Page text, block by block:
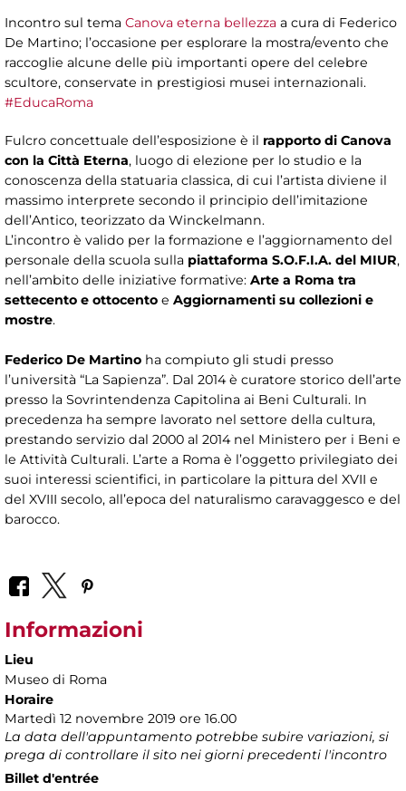
Incontro sul tema Canova eterna bellezza a cura di Federico
De Martino; l’occasione per esplorare la mostra/evento che
raccoglie alcune delle più importanti opere del celebre
scultore, conservate in prestigiosi musei internazionali.
#EducaRoma
Fulcro concettuale dell’esposizione è il rapporto di Canova
con la Città Eterna, luogo di elezione per lo studio e la
conoscenza della statuaria classica, di cui l’artista diviene il
massimo interprete secondo il principio dell’imitazione
dell’Antico, teorizzato da Winckelmann.
L’incontro è valido per la formazione e l’aggiornamento del
personale della scuola sulla piattaforma S.O.F.I.A. del MIUR,
nell’ambito delle iniziative formative: Arte a Roma tra
settecento e ottocento e Aggiornamenti su collezioni e
mostre.
Federico De Martino ha compiuto gli studi presso
l’università “La Sapienza”. Dal 2014 è curatore storico dell’arte
presso la Sovrintendenza Capitolina ai Beni Culturali. In
precedenza ha sempre lavorato nel settore della cultura,
prestando servizio dal 2000 al 2014 nel Ministero per i Beni e
le Attività Culturali. L’arte a Roma è l’oggetto privilegiato dei
suoi interessi scientifici, in particolare la pittura del XVII e
del XVIII secolo, all’epoca del naturalismo caravaggesco e del
barocco.
Informazioni
Lieu
Museo di Roma
Horaire
Martedì 12 novembre 2019 ore 16.00
La data dell'appuntamento potrebbe subire variazioni, si
prega di controllare il sito nei giorni precedenti l'incontro
Billet d'entrée